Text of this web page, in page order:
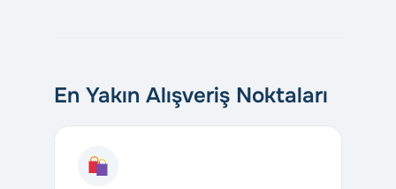
En Yakın Alışveriş Noktaları